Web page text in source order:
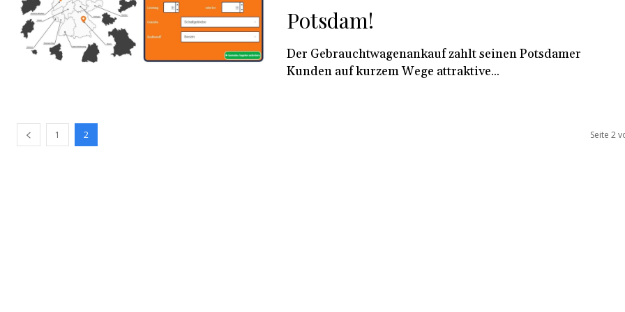
Potsdam!
Der Gebrauchtwagenankauf zahlt seinen Potsdamer
Kunden auf kurzem Wege attraktive...
1 2 Seite 2